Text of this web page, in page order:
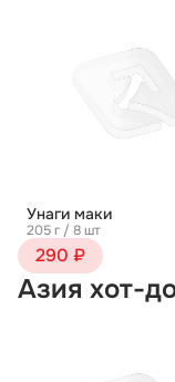
Унаги маки
205 г / 8 шт
290 ₽
Азия хот-